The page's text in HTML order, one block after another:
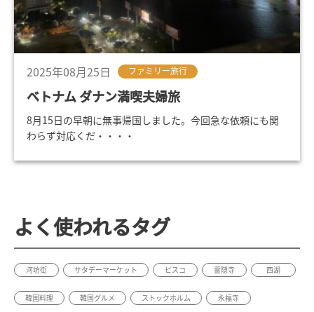
2025年08月25日 ファミリー旅行
ベトナム ダナン満喫夫婦旅
8月15日の早朝に無事帰国しました。今回急な依頼にも関
わらず対応くだ・・・・
よく使われるタグ
河坊街 サタデーマーケット ピスコ 霊隠寺 西湖
韓国料理 韓国グルメ ストックホルム 永福寺